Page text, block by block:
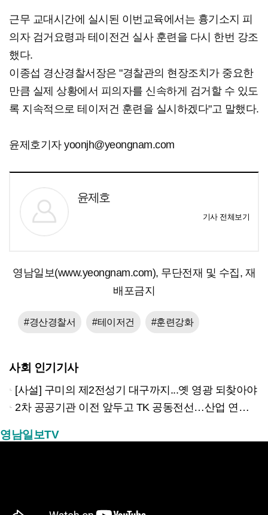
근무 교대시간에 실시된 이번교육에서는 흉기소지 피
의자 검거요령과 테이전건 실사 훈련을 다시 한번 강조
했다.
이종섭 경산경찰서장은 "경찰관의 현장조치가 중요한
만큼 실제 상황에서 피의자를 신속하게 검거할 수 있도
록 지속적으로 테이저건 훈련을 실시하겠다"고 말했다.
윤제호기자 yoonjh@yeongnam.com
윤제호
기사 전체보기
영남일보(www.yeongnam.com), 무단전재 및 수집, 재
배포금지
#경산경찰서 #테이저건 #훈련강화
사회 인기기사
[사설] 구미의 제2전성기 대구까지...옛 영광 되찾아야
2차 공공기관 이전 앞두고 TK 공동전선…산업 연계형 유치 승부수
영남일보TV